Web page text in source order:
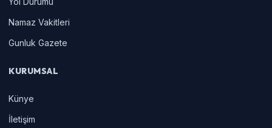
Namaz Vakitleri
Gunluk Gazete
KURUMSAL
Künye
İletişim